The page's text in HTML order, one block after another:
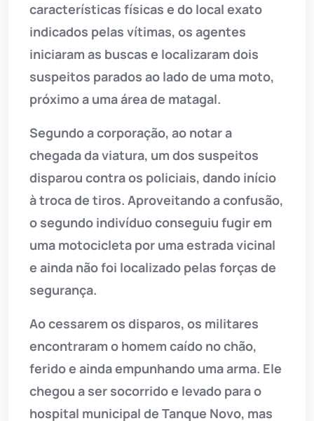
características físicas e do local exato
indicados pelas vítimas, os agentes
iniciaram as buscas e localizaram dois
suspeitos parados ao lado de uma moto,
próximo a uma área de matagal.
Segundo a corporação, ao notar a
chegada da viatura, um dos suspeitos
disparou contra os policiais, dando início
à troca de tiros. Aproveitando a confusão,
o segundo indivíduo conseguiu fugir em
uma motocicleta por uma estrada vicinal
e ainda não foi localizado pelas forças de
segurança.
Ao cessarem os disparos, os militares
encontraram o homem caído no chão,
ferido e ainda empunhando uma arma. Ele
chegou a ser socorrido e levado para o
hospital municipal de Tanque Novo, mas